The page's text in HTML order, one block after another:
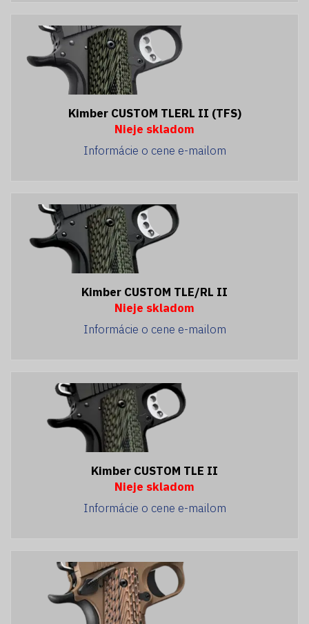
Kimber CUSTOM TLERL II (TFS)
Nieje skladom
Informácie o cene e-mailom
Kimber CUSTOM TLE/RL II
Nieje skladom
Informácie o cene e-mailom
Kimber CUSTOM TLE II
Nieje skladom
Informácie o cene e-mailom